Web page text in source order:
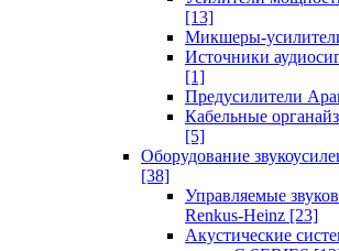
[13]
Микшеры-
Источники
[1]
Предусилители
Кабельные
[5]
Оборудование
[38]
Управляемые
Renkus-Heinz [23]
Акустические